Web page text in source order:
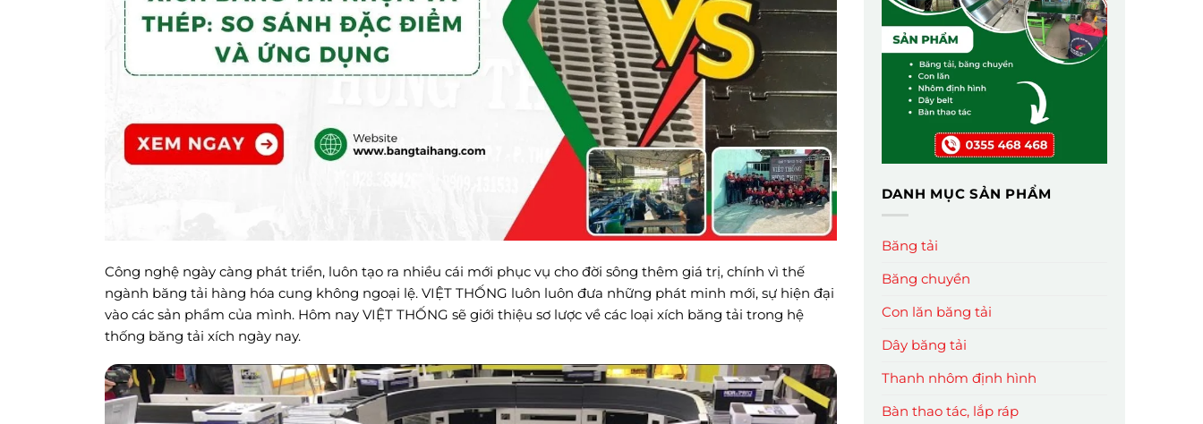
Công nghệ ngày càng phát triển, luôn tạo ra nhiều cái mới phục vụ cho đời sông thêm giá trị, chính vì thế
ngành băng tải hàng hóa cung không ngoại lệ. VIỆT THỐNG luôn luôn đưa những phát minh mới, sự hiện đại
vào các sản phẩm của mình. Hôm nay VIỆT THỐNG sẽ giới thiệu sơ lược về các loại xích băng tải trong hệ
thống băng tải xích ngày nay.
DANH MỤC SẢN PHẨM
Băng tải
Băng chuyền
Con lăn băng tải
Dây băng tải
Thanh nhôm định hình
Bàn thao tác, lắp ráp